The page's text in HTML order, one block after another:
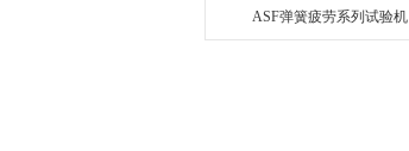
ASF弹簧疲劳系列试验机